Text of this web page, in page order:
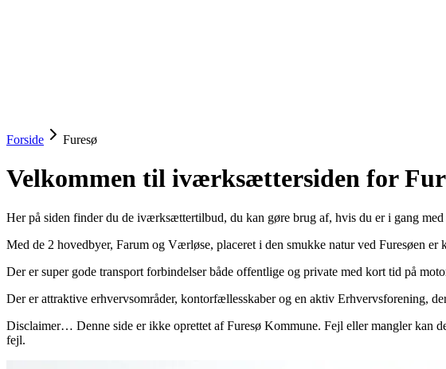
Forside Furesø
Velkommen til iværksættersiden for
Her på siden finder du de iværksættertilbud, du kan gøre brug af, hvis du er i gang
Med de 2 hovedbyer, Farum og Værløse, placeret i den smukke natur ved Furesøen
Der er super gode transport forbindelser både offentlige og private med kort tid på
Der er attraktive erhvervsområder, kontorfællesskaber og en aktiv Erhvervsforening,
Disclaimer… Denne side er ikke oprettet af Furesø Kommune. Fejl eller mangler kan
fejl.